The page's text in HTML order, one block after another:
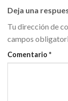
Deja una
Tu dirección de
campos
Comentario *